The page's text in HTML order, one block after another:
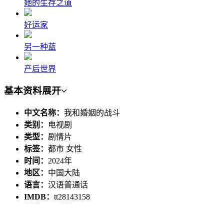
她的生存之道
好运家
另一种蓝
产后世界
基本资料展开
中文名称： 我和婚姻的战斗
类别：
电视剧
类型： 剧情片
标签： 都市 女性
时间： 2024年
地区： 中国大陆
语言： 汉语普通话
IMDB： tt28143158